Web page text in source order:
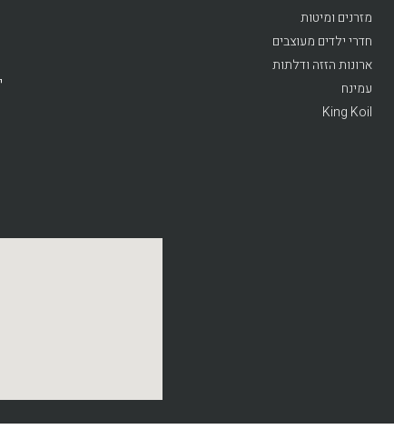
מזרנים ומיטות
חדרי ילדים מעוצבים
ארונות הזזה ודלתות
עמינח
King Koil